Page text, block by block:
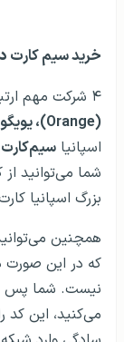
خرید سیم کارت
۴ شرکت مهم ارتباطی یعنی
(Orange)، یویگو (Yoigo) و مووی‌ستار (Movistar)
اسپانیا سیم‌کارت‌های ۱۰
شما می‌توانید
بزرگ اسپانیا
همچنین
که در این صورت
نیست. شما پس
می‌کنید، این کد